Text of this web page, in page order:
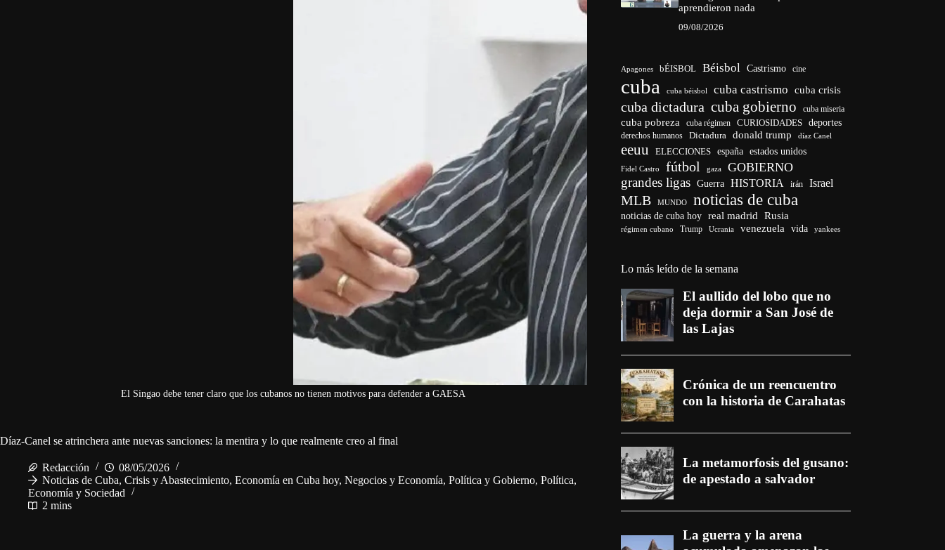
El Singao debe tener claro que los cubanos no tienen motivos para defender a GAESA
Díaz-Canel se atrinchera ante nuevas sanciones: la mentira y lo que realmente creo al final
Redacción
08/05/2026
Noticias de Cuba, Crisis y Abastecimiento, Economía en Cuba hoy, Negocios y Economía, Política y Gobierno, Política,
Economía y Sociedad
2 mins
aprendieron nada
09/08/2026
Apagones bÉISBOL Béisbol Castrismo cine
cuba cuba béisbol cuba castrismo cuba crisis
cuba dictadura cuba gobierno cuba miseria
cuba pobreza cuba régimen CURIOSIDADES deportes
derechos humanos Dictadura donald trump díaz Canel
eeuu ELECCIONES españa estados unidos
Fidel Castro fútbol gaza GOBIERNO
grandes ligas Guerra HISTORIA irán Israel
MLB MUNDO noticias de cuba
noticias de cuba hoy real madrid Rusia
régimen cubano Trump Ucrania venezuela vida yankees
Lo más leído de la semana